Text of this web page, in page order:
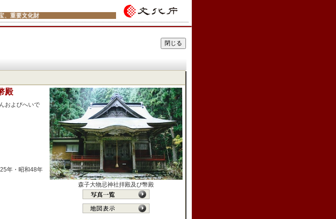
・国宝、重要文化財
殿
およびへいで
年・昭和48年
森子大物忌神社拝殿及び幣殿